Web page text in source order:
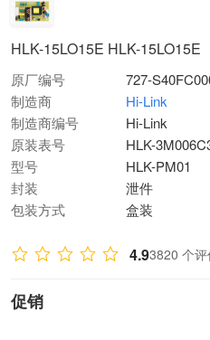
HLK-15LO15E HLK-15LO15E
原厂编号
727-
制造商
Hi-Link
制造商编号
Hi-Link
原装表号
HLK-
型号
HLK-PM01
封装
泄件
包装方式
盒装
4.93820 个评
促销